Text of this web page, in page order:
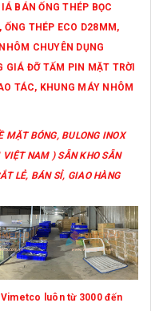
BÁN ỐNG THÉP BỌC
THÉP ECO D28MM,
CHUYÊN DỤNG
GIÁ ĐỠ TẤM PIN MẶT TRỜI
TÁC, KHUNG MÁY NHÔM
BÓNG, BULONG INOX
NAM ) SẴN KHO SẴN
LẺ, BÁN SỈ, GIAO HÀNG
luôn từ 3000 đến